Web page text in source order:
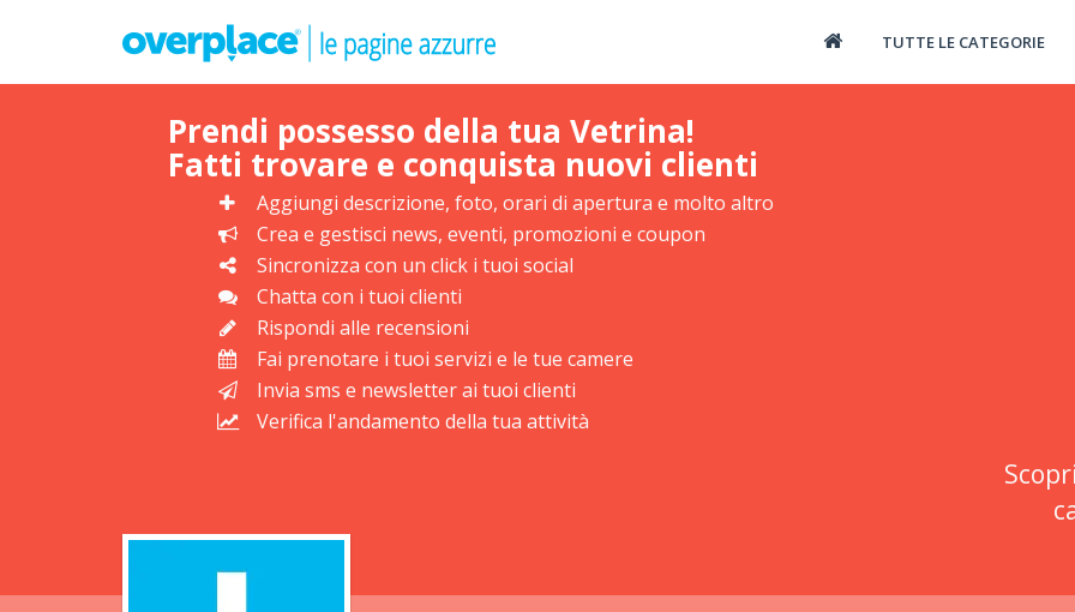
TUTTE LE CATEGORIE
Prendi possesso della tua Vetrina!
Fatti trovare e conquista nuovi clienti
Aggiungi descrizione, foto, orari di apertura e molto altro
Crea e gestisci news, eventi, promozioni e coupon
Sincronizza con un click i tuoi social
Chatta con i tuoi clienti
Rispondi alle recensioni
Fai prenotare i tuoi servizi e le tue camere
Invia sms e newsletter ai tuoi clienti
Verifica l'andamento della tua attività